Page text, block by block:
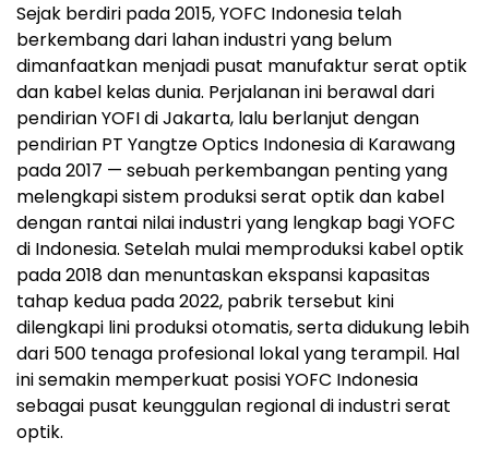
Sejak berdiri pada 2015, YOFC Indonesia telah
berkembang dari lahan industri yang belum
dimanfaatkan menjadi pusat manufaktur serat optik
dan kabel kelas dunia. Perjalanan ini berawal dari
pendirian YOFI diJakarta, lalu berlanjut dengan
pendirian PT Yangtze Optics Indonesia di Karawang
pada 2017 — sebuah perkembangan penting yang
melengkapi sistem produksi serat optik dan kabel
dengan rantai nilai industri yang lengkap bagi YOFC
di Indonesia. Setelah mulai memproduksi kabel optik
pada 2018 dan menuntaskan ekspansi kapasitas
tahap kedua pada 2022, pabrik tersebut kini
dilengkapi lini produksi otomatis, serta didukung lebih
dari 500 tenaga profesional lokal yang terampil. Hal
ini semakin memperkuat posisi YOFC Indonesia
sebagai pusat keunggulan regional di industri serat
optik.